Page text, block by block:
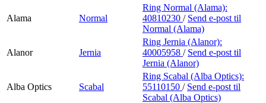
Alama Normal
Ring Normal (Alama):
40810230 / Send e-post til
Normal (Alama)
Alanor Jernia
Ring Jernia (Alanor):
40005958 / Send e-post til
Jernia (Alanor)
Alba Optics Scabal
Ring Scabal (Alba Optics):
55110150 / Send e-post til
Scabal (Alba Optics)